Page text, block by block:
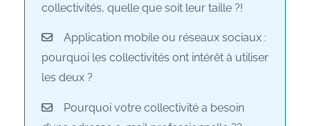
collectivités, quelle que soit leur taille ?!
Application mobile ou réseaux sociaux :
pourquoi les collectivités ont intérêt à utiliser
les deux ?
Pourquoi votre collectivité a besoin